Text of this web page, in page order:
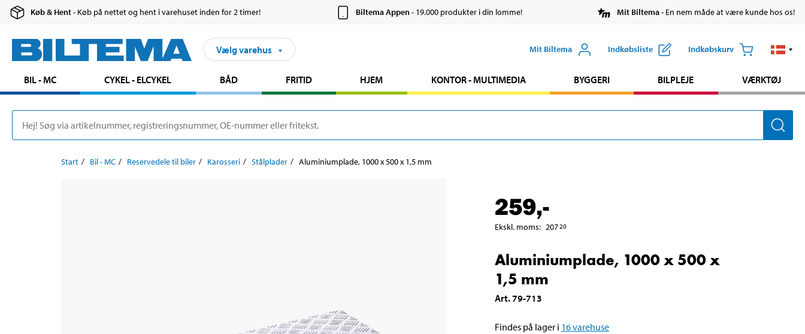
Køb & Hent- Køb på nettet og hent i varehuset inden for 2 timer! Biltema Appen- 19.000 produkter i din lomme! Mit Biltema- En nem måde at være kunde hos os!
Vælg varehus Mit Biltema Indkøbsliste Indkøbskurv
BIL - MC CYKEL - ELCYKEL BÅD FRITID HJEM KONTOR - MULTIMEDIA BYGGERI BILPLEJE VÆRKTØJ
Start Bil - MC Reservedele til biler Karosseri Stålplader Aluminiumplade, 1000 x 500 x 1,5 mm
259,-
Ekskl. moms: 207 20
Aluminiumplade, 1000 x 500 x
1,5 mm
Art.79-713
Findes på lager i 16varehuse